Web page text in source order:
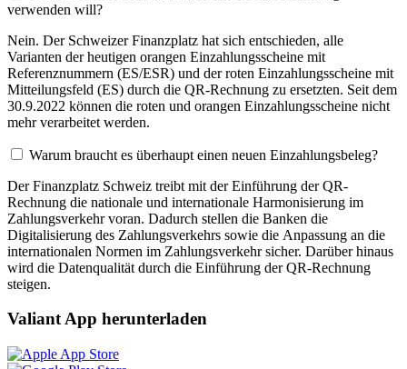
verwenden will?
Nein. Der Schweizer Finanzplatz hat sich entschieden, alle
Varianten der heutigen orangen Einzahlungsscheine mit
Referenznummern (ES/ESR) und der roten Einzahlungsscheine mit
Mitteilungsfeld (ES) durch die QR-Rechnung zu ersetzten. Seit dem
30.9.2022 können die roten und orangen Einzahlungsscheine nicht
mehr verarbeitet werden.
Warum braucht es überhaupt einen neuen Einzahlungsbeleg?
Der Finanzplatz Schweiz treibt mit der Einführung der QR-
Rechnung die nationale und internationale Harmonisierung im
Zahlungsverkehr voran. Dadurch stellen die Banken die
Digitalisierung des Zahlungsverkehrs sowie die Anpassung an die
internationalen Normen im Zahlungsverkehr sicher. Darüber hinaus
wird die Datenqualität durch die Einführung der QR-Rechnung
steigen.
Valiant App herunterladen